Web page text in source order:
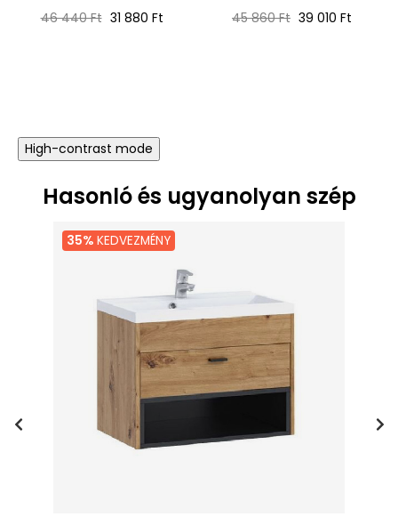
Normál
46 440 Ft Ár
31 880 Ft
Normál
45 860 Ft Ár
39 010 Ft
High-contrast mode
Hasonló és ugyanolyan szép
35% KEDVEZMÉNY